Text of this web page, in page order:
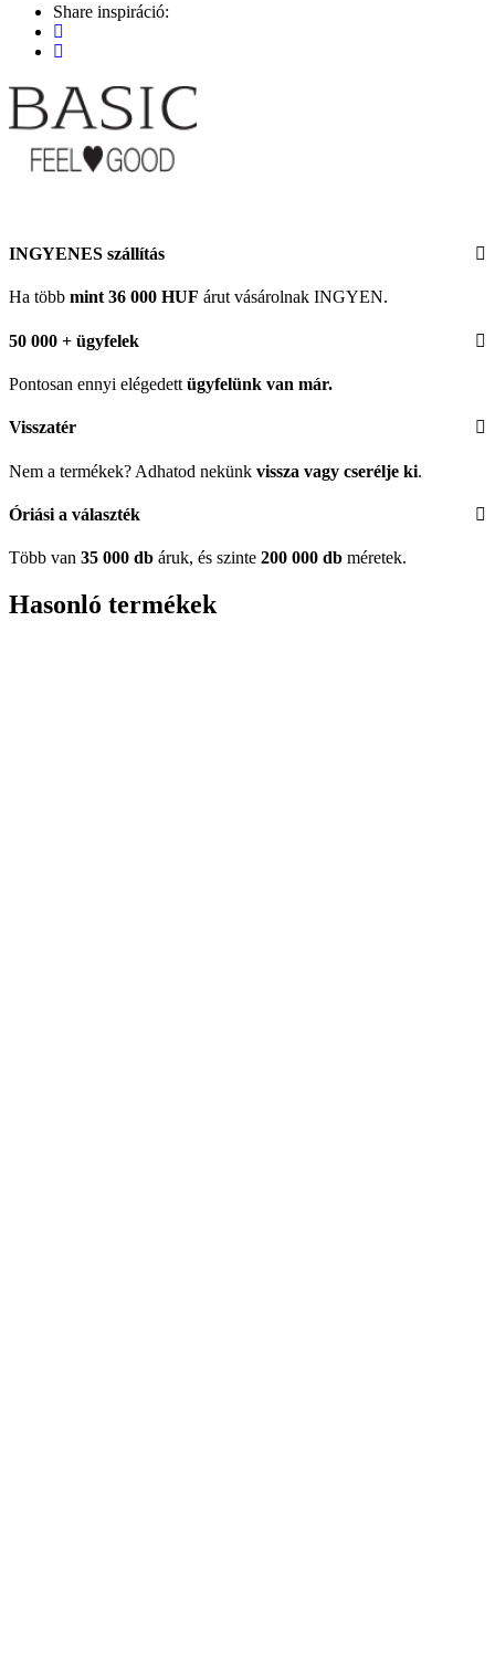
Share inspiráció:
INGYENES szállítás
Ha több mint 36 000 HUF árut vásárolnak INGYEN.
50 000 + ügyfelek
Pontosan ennyi elégedett ügyfelünk van már.
Visszatér
Nem a termékek? Adhatod nekünk vissza vagy cserélje ki.
Óriási a választék
Több van 35 000 db áruk, és szinte 200 000 db méretek.
Hasonló termékek